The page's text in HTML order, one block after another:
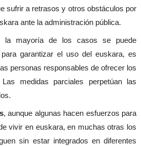
sufrir a retrasos y otros obstáculos por
ante la administración pública.
la mayoría de los casos se puede
garantizar el uso del euskara, es
personas responsables de ofrecer los
medidas parciales perpetúan las
, aunque algunas hacen esfuerzos para
vivir en euskara, en muchas otras los
sin estar integrados en diferentes